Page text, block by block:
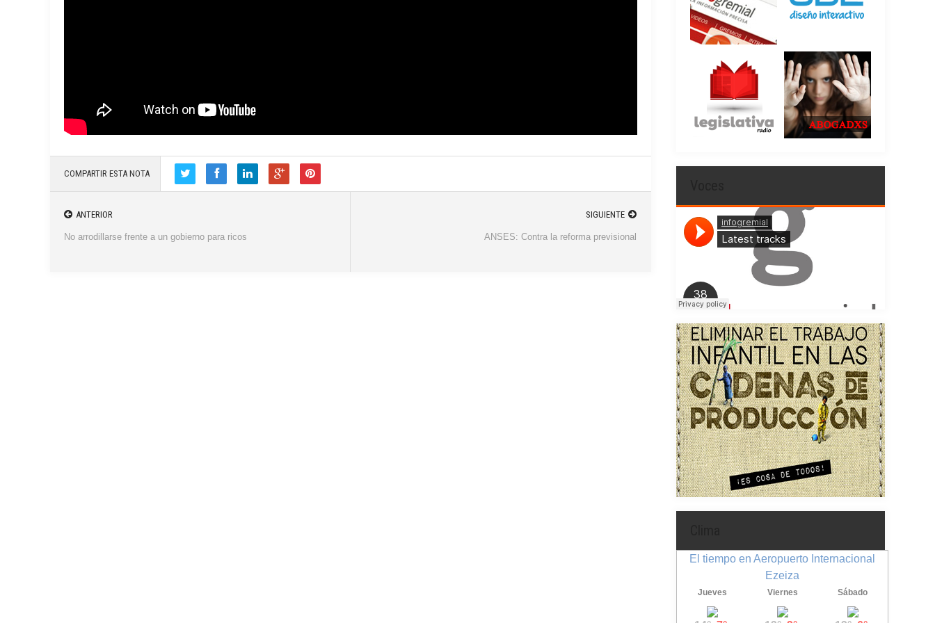
COMPARTIR ESTA NOTA
ANTERIOR
No arrodillarse frente a un gobierno para ricos
SIGUIENTE
ANSES: Contra la reforma previsional
El tiempo en Aeropuerto Internacional
Ezeiza
Jueves Viernes Sábado